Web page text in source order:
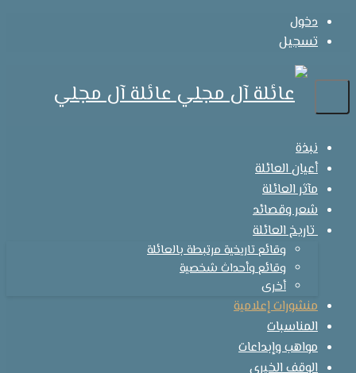
دخول
تسجيل
عائلة آل مجلي
نبذة
أعيان العائلة
مآثر العائلة
شعر وقصائد
تاريخ العائلة
وقائع تاريخية مرتبطة بالعائلة
وقائع وأحداث شخصية
أخرى
منشورات إعلامية
المناسبات
مواهب وإبداعات
الوقف الخيري